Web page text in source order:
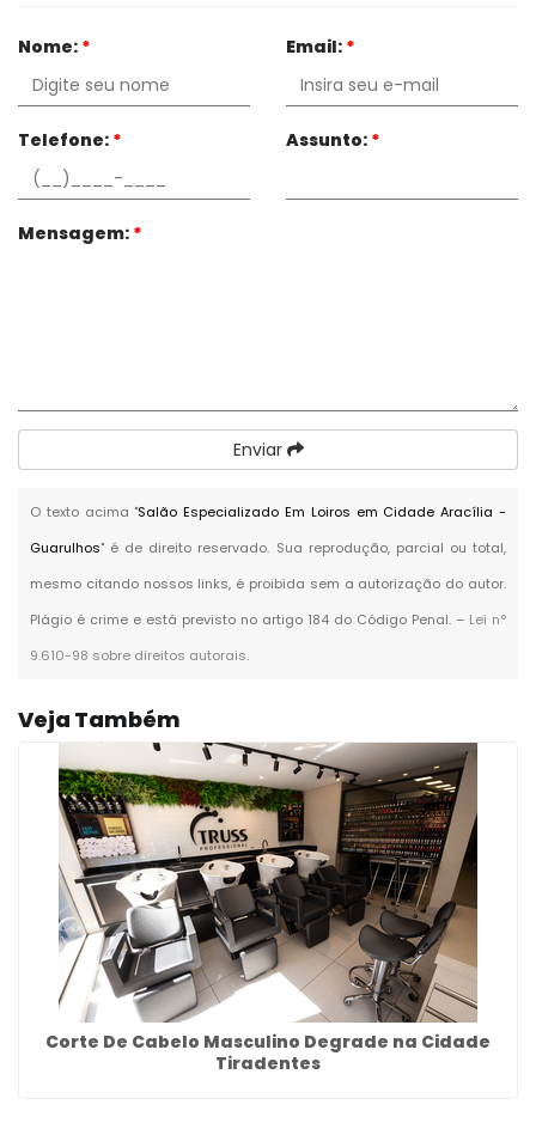
Nome: * Email: *
Telefone: * Assunto: *
Mensagem: *
Enviar
O texto acima "Salão Especializado Em Loiros em Cidade Aracília -
Guarulhos" é de direito reservado. Sua reprodução, parcial ou total,
mesmo citando nossos links, é proibida sem a autorização do autor.
Plágio é crime e está previsto no artigo 184 do Código Penal. – Lei n°
9.610-98 sobre direitos autorais.
Veja Também
Corte De Cabelo Masculino Degrade na Cidade
Tiradentes